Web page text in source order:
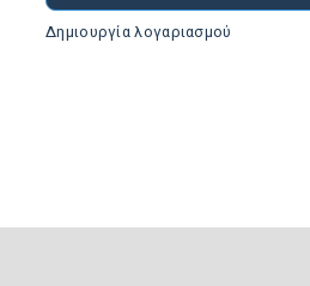
Δημιουργία λογαριασμού